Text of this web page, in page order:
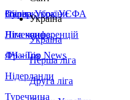
Збірна України
Італія
Німеччина
Франція
Нідерланди
Туреччина
Суперкубок УЄФА
Ліга конференцій
ЛЧ - Top News
Україна
Україна
Перша ліга
Друга ліга